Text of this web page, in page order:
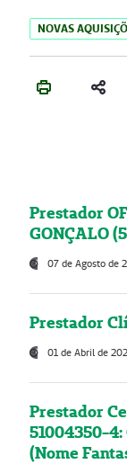
NOVAS
Prestador
GONÇALO
07 de Agosto de
Prestador
01 de Abril de
Prestador
51004350-
(Nome